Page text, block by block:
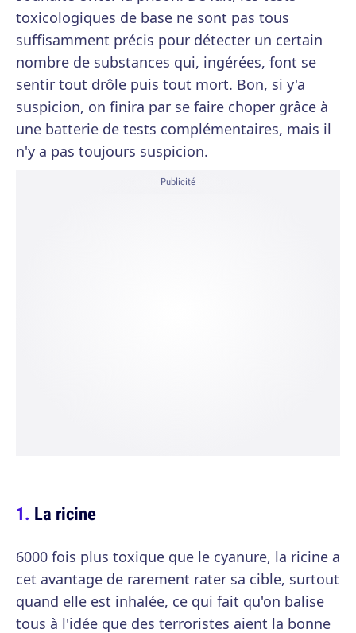
toxicologiques de base ne sont pas tous
suffisamment précis pour détecter un certain
nombre de substances qui, ingérées, font se
sentir tout drôle puis tout mort. Bon, si y'a
suspicion, on finira par se faire choper grâce à
une batterie de tests complémentaires, mais il
n'y a pas toujours suspicion.
Publicité
La ricine
6000 fois plus toxique que le cyanure, la ricine a
cet avantage de rarement rater sa cible, surtout
quand elle est inhalée, ce qui fait qu'on balise
tous à l'idée que des terroristes aient la bonne